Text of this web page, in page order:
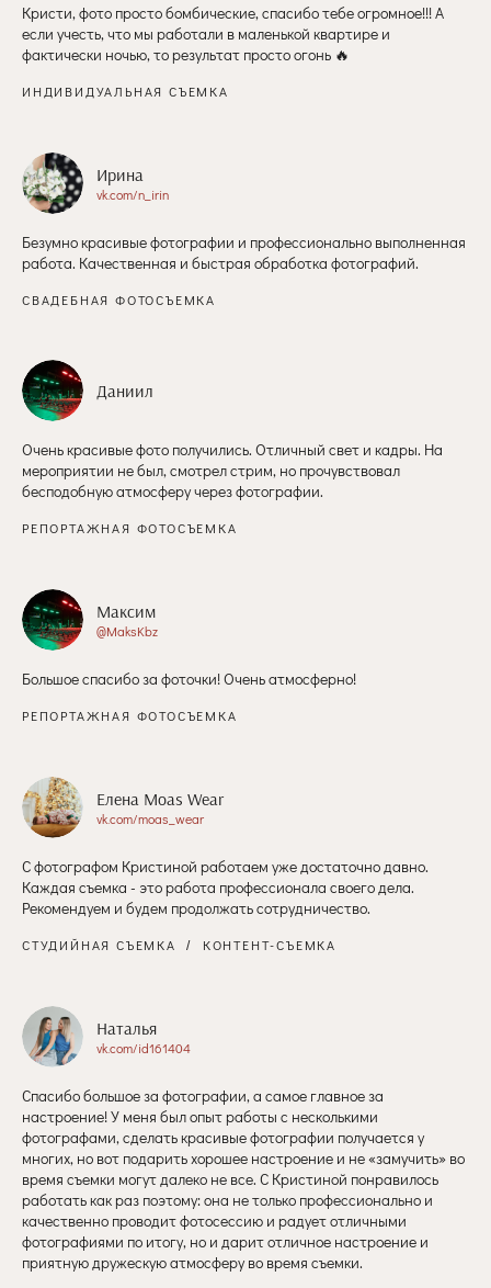
Кристи, фото просто бомбические, спасибо тебе огромное!!! А
если учесть, что мы работали в маленькой квартире и
фактически ночью, то результат просто огонь 🔥
ИНДИВИДУАЛЬНАЯ СЪЕМКА
Ирина
vk.com/n_irin
Безумно красивые фотографии и профессионально выполненная
работа. Качественная и быстрая обработка фотографий.
СВАДЕБНАЯ ФОТОСЪЕМКА
Даниил
Очень красивые фото получились. Отличный свет и кадры. На
мероприятии не был, смотрел стрим, но прочувствовал
бесподобную атмосферу через фотографии.
РЕПОРТАЖНАЯ ФОТОСЪЕМКА
Максим
@MaksKbz
Большое спасибо за фоточки! Очень атмосферно!
РЕПОРТАЖНАЯ ФОТОСЪЕМКА
Елена Moas Wear
vk.com/moas_wear
С фотографом Кристиной работаем уже достаточно давно.
Каждая съемка - это работа профессионала своего дела.
Рекомендуем и будем продолжать сотрудничество.
СТУДИЙНАЯ СЪЕМКА КОНТЕНТ-СЪЕМКА
Наталья
vk.com/id161404
Спасибо большое за фотографии, а самое главное за
настроение! У меня был опыт работы с несколькими
фотографами, сделать красивые фотографии получается у
многих, но вот подарить хорошее настроение и не «замучить» во
время съемки могут далеко не все. С Кристиной понравилось
работать как раз поэтому: она не только профессионально и
качественно проводит фотосессию и радует отличными
фотографиями по итогу, но и дарит отличное настроение и
приятную дружескую атмосферу во время съемки.